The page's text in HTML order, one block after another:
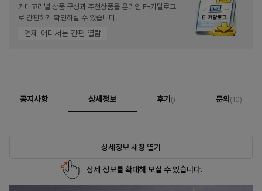
카테고리별 상품 구성과 추천상품을 온라인 E-카달로그
로 간편하게 확인하실 수 있습니다.
언제 어디서든 간편 열람
공지사항 상세정보 후기 () 문의 (10)
상세정보 새창 열기
상세 정보를 확대해 보실 수 있습니다.